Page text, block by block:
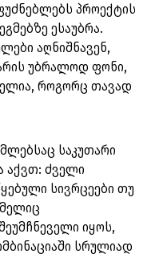
პროექტის
ესაუბრა.
აღნიშნავენ,
უბრალოდ ფონი,
როგორც თავად
საკუთარი
აქვთ: ძველი
სივრცეები თუ
იყოს,
სრულიად